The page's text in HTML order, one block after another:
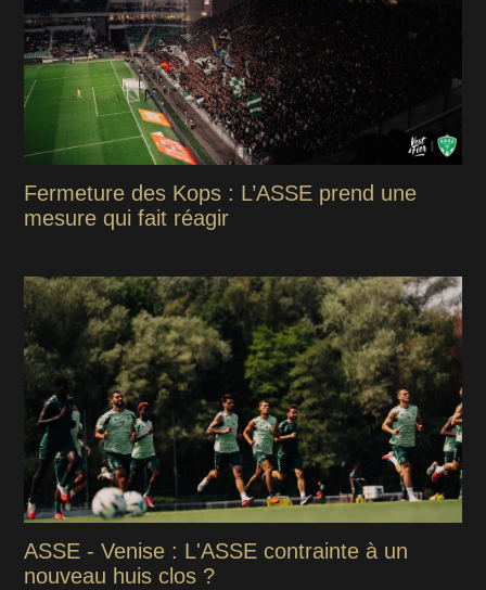
Fermeture des Kops : L’ASSE prend une
mesure qui fait réagir
ASSE - Venise : L'ASSE contrainte à un
nouveau huis clos ?